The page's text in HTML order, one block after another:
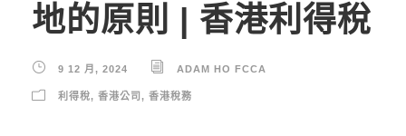
地的原則 | 香港利得稅
9 12 月, 2024 ADAM HO FCCA
利得稅, 香港公司 , 香港稅務